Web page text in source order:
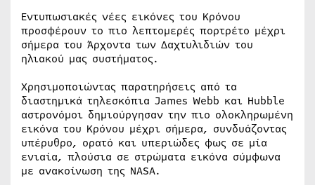
Εντυπωσιακές νέες εικόνες του Κρόνου
προσφέρουν το πιο λεπτομερές πορτρέτο μέχρι
σήμερα του Άρχοντα των Δαχτυλιδιών του
ηλιακού μας συστήματος.
Χρησιμοποιώντας παρατηρήσεις από τα
διαστημικά τηλεσκόπια James Webb και Hubble
αστρονόμοι δημιούργησαν την πιο ολοκληρωμένη
εικόνα του Κρόνου μέχρι σήμερα, συνδυάζοντας
υπέρυθρο, ορατό και υπεριώδες φως σε μία
ενιαία, πλούσια σε στρώματα εικόνα σύμφωνα
με ανακοίνωση της NASA.